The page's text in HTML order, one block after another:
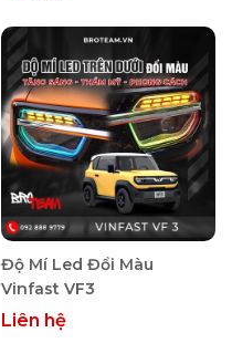
Độ Mí Led Đổi Màu
Vinfast VF3
Liên hệ